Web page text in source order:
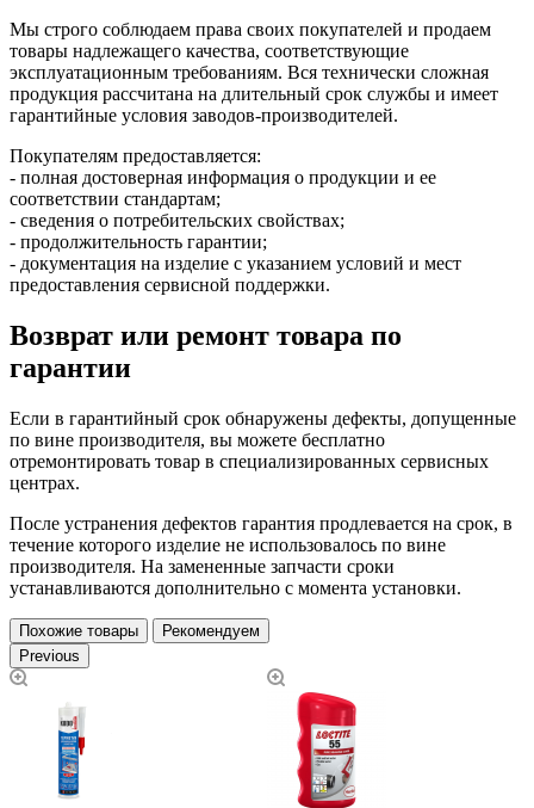
Мы строго соблюдаем права своих покупателей и продаем
товары надлежащего качества, соответствующие
эксплуатационным требованиям. Вся технически сложная
продукция рассчитана на длительный срок службы и имеет
гарантийные условия заводов-производителей.
Покупателям предоставляется:
- полная достоверная информация о продукции и ее
соответствии стандартам;
- сведения о потребительских свойствах;
- продолжительность гарантии;
- документация на изделие с указанием условий и мест
предоставления сервисной поддержки.
Возврат или ремонт товара по
гарантии
Если в гарантийный срок обнаружены дефекты, допущенные
по вине производителя, вы можете бесплатно
отремонтировать товар в специализированных сервисных
центрах.
После устранения дефектов гарантия продлевается на срок, в
течение которого изделие не использовалось по вине
производителя. На замененные запчасти сроки
устанавливаются дополнительно с момента установки.
Похожие товары
Рекомендуем
Previous